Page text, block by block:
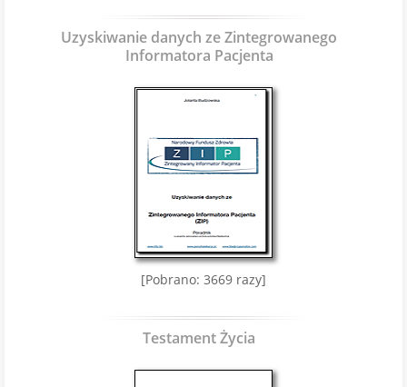
Uzyskiwanie danych ze Zintegrowanego
Informatora Pacjenta
[Pobrano: 3669 razy]
Testament Życia